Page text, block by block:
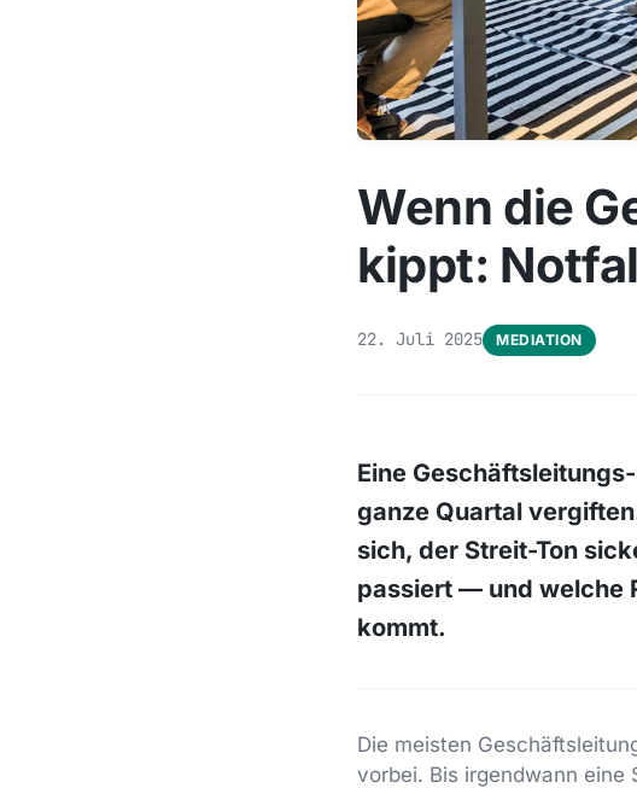
Wenn die
kippt:
22. Juli 2025 MEDIATION
Eine
ganze Quartal
sich, der Streit-Ton
passiert — und welche
kommt.
Die meisten
vorbei. Bis irgendwann